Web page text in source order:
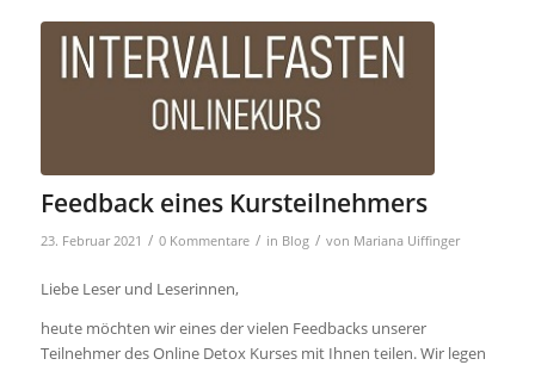
Feedback eines Kursteilnehmers
23. Februar 2021 / 0 Kommentare / in Blog / von Mariana Uiffinger
Liebe Leser und Leserinnen,
heute möchten wir eines der vielen Feedbacks unserer
Teilnehmer des Online Detox Kurses mit Ihnen teilen. Wir legen